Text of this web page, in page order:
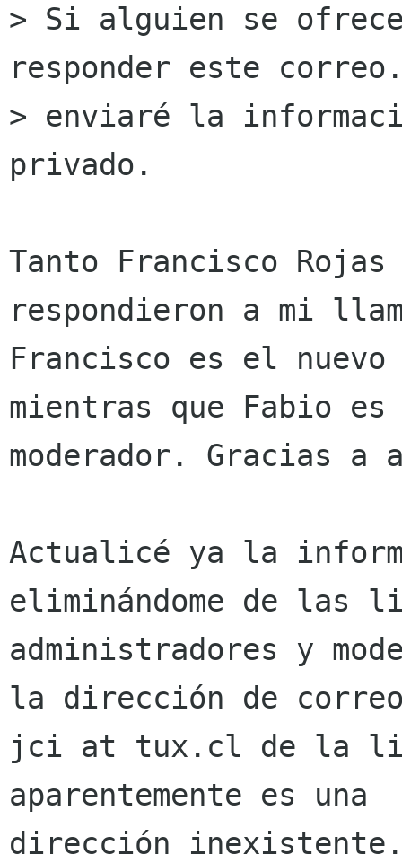
> Si alguien se
responder este
> enviaré la
privado.
Tanto Francisco Rojas
respondieron a mi
Francisco es el
mientras que Fabio es
moderador. Gracias a
Actualicé ya la
eliminándome de las
administradores y
la dirección de
jci at tux.cl de la
aparentemente es una
dirección